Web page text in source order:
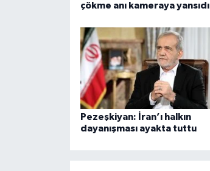
çökme anı kameraya yansıdı
Pezeşkiyan: İran’ı halkın
dayanışması ayakta tuttu